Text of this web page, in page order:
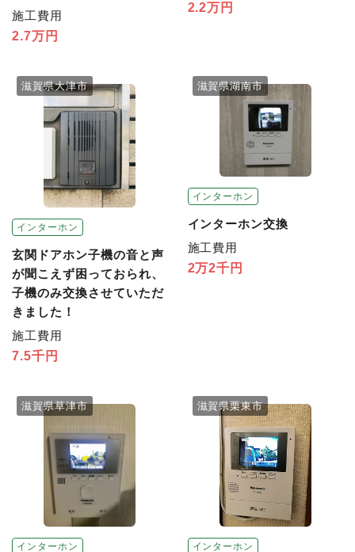
施工費用
2.7万円
2.2万円
インターホン
滋賀県大津市
玄関ドアホン子機の音と声
が聞こえず困っておられ、
子機のみ交換させていただ
きました！
施工費用
7.5千円
インターホン
滋賀県湖南市
インターホン交換
施工費用
2万2千円
インターホン
滋賀県草津市
インターホン
滋賀県栗東市